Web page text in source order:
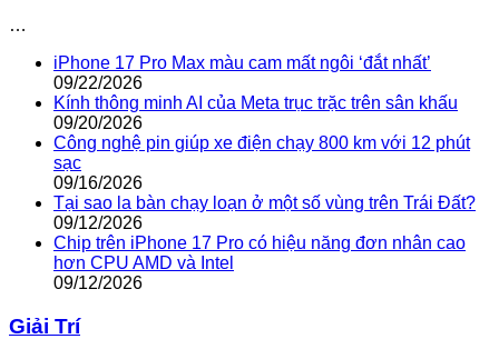
…
iPhone 17 Pro Max màu cam mất ngôi ‘đắt nhất’
09/22/2026
Kính thông minh AI của Meta trục trặc trên sân khấu
09/20/2026
Công nghệ pin giúp xe điện chạy 800 km với 12 phút
sạc
09/16/2026
Tại sao la bàn chạy loạn ở một số vùng trên Trái Đất?
09/12/2026
Chip trên iPhone 17 Pro có hiệu năng đơn nhân cao
hơn CPU AMD và Intel
09/12/2026
Giải Trí